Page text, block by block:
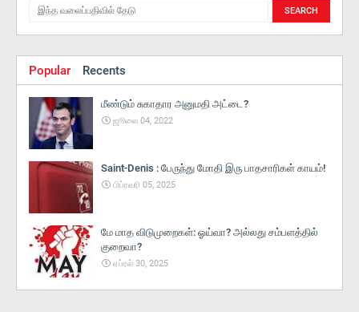
Popular Recents
மீண்டும் சுகாதார அனுமதி அட்டை?
ஜூலை 04, 2022
Saint-Denis : பேருந்து மோதி இரு பாதசாரிகள் காயம்!
பிப்ரவரி 05, 2025
மே மாத விடுமுறைகள்: ஓய்வா? அல்லது சம்பளத்தில்
குறைவா?
ஏப்ரல் 30, 2025